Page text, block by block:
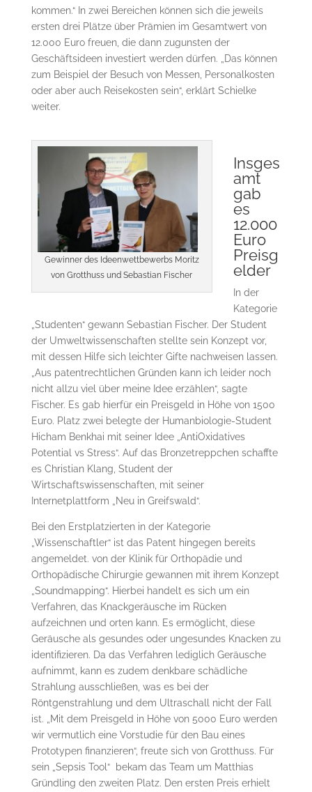
kommen.“ In zwei Bereichen können sich die jeweils
ersten drei Plätze über Prämien im Gesamtwert von
12.000 Euro freuen, die dann zugunsten der
Geschäftsideen investiert werden dürfen. „Das können
zum Beispiel der Besuch von Messen, Personalkosten
oder aber auch Reisekosten sein“, erklärt Schielke
weiter.
Gewinner des Ideenwettbewerbs Moritz
von Grotthuss und Sebastian Fischer
Insges
amt
gab
es
12.000
Euro
Preisg
elder
In der
Kategorie
„Studenten“ gewann Sebastian Fischer. Der Student
der Umweltwissenschaften stellte sein Konzept vor,
mit dessen Hilfe sich leichter Gifte nachweisen lassen.
„Aus patentrechtlichen Gründen kann ich leider noch
nicht allzu viel über meine Idee erzählen“, sagte
Fischer. Es gab hierfür ein Preisgeld in Höhe von 1500
Euro. Platz zwei belegte der Humanbiologie-Student
Hicham Benkhai mit seiner Idee „AntiOxidatives
Potential vs Stress“. Auf das Bronzetreppchen schaffte
es Christian Klang, Student der
Wirtschaftswissenschaften, mit seiner
Internetplattform „Neu in Greifswald“.
Bei den Erstplatzierten in der Kategorie
„Wissenschaftler“ ist das Patent hingegen bereits
angemeldet. von der Klinik für Orthopädie und
Orthopädische Chirurgie gewannen mit ihrem Konzept
„Soundmapping“. Hierbei handelt es sich um ein
Verfahren, das Knackgeräusche im Rücken
aufzeichnen und orten kann. Es ermöglicht, diese
Geräusche als gesundes oder ungesundes Knacken zu
identifizieren. Da das Verfahren lediglich Geräusche
aufnimmt, kann es zudem denkbare schädliche
Strahlung ausschließen, was es bei der
Röntgenstrahlung und dem Ultraschall nicht der Fall
ist. „Mit dem Preisgeld in Höhe von 5000 Euro werden
wir vermutlich eine Vorstudie für den Bau eines
Prototypen finanzieren“, freute sich von Grotthuss. Für
sein „Sepsis Tool“ bekam das Team um Matthias
Gründling den zweiten Platz. Den ersten Preis erhielt